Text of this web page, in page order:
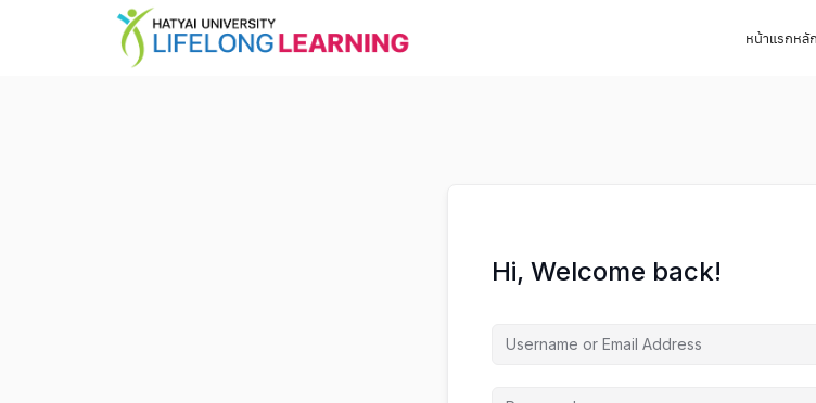
หน้าแรกหลั
Hi, Welcome back!